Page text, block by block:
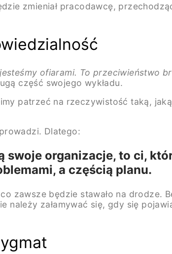
zmieniał pracodawcę,
ofiarami. To przeciwieństwo
część swojego wykładu.
patrzeć na rzeczywistość taką,
Dlatego:
organizacje, to ci,
a częścią planu.
zawsze będzie stawało na drodze.
załamywać się, gdy się